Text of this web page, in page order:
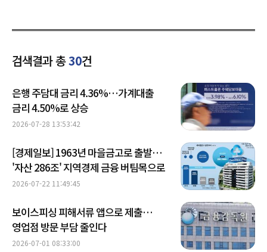
검색결과 총30건
은행 주담대 금리 4.36%…가계대출
금리 4.50%로 상승
2026-07-28 13:53:42
[경제일보] 1963년 마을금고로 출발…
'자산 286조' 지역경제 금융 버팀목으로
2026-07-22 11:49:45
보이스피싱 피해서류 앱으로 제출…
영업점 방문 부담 줄인다
2026-07-01 08:33:00